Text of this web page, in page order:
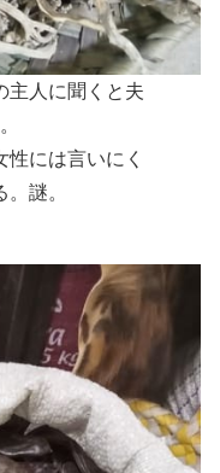
主人に聞くと夫
には言いにく
謎。